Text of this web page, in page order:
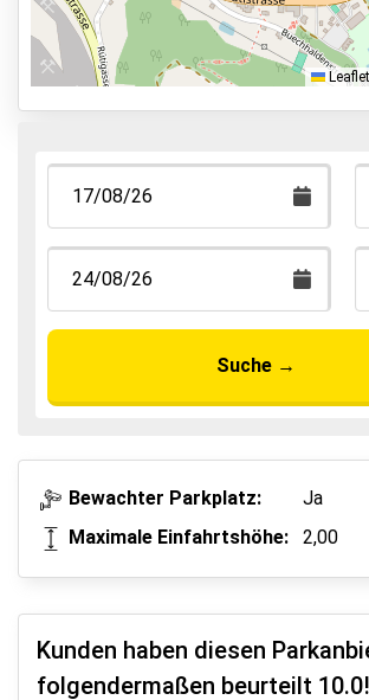
Park, Sleep & Fly
Leaflet
Suche →
Bewachter Parkplatz:
Ja
Maximale Einfahrtshöhe:
2,00
Kunden haben diesen
folgendermaßen beurteilt 10.0!